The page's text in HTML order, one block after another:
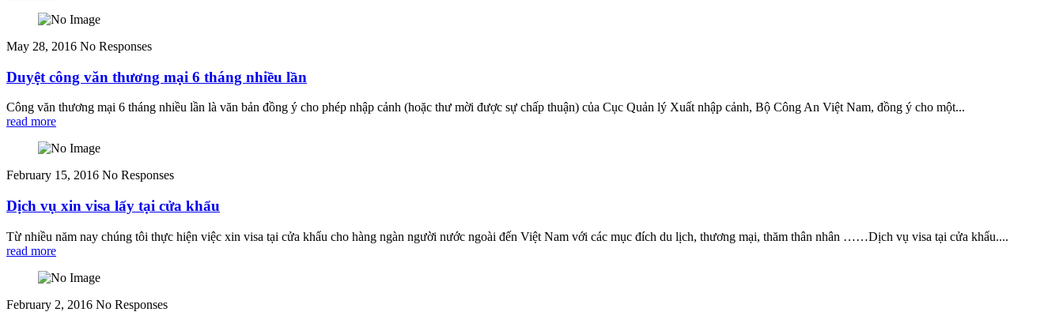
May 28, 2016 No Responses
Duyệt công văn thương mại 6 tháng nhiều lần
Công văn thương mại 6 tháng nhiều lần là văn bản đồng ý cho phép nhập cảnh (hoặc thư mời được sự chấp thuận) của Cục Quản lý Xuất nhập cảnh, Bộ Công An Việt Nam, đồng ý cho một...
read more
February 15, 2016 No Responses
Dịch vụ xin visa lấy tại cửa khẩu
Từ nhiều năm nay chúng tôi thực hiện việc xin visa tại cửa khẩu cho hàng ngàn người nước ngoài đến Việt Nam với các mục đích du lịch, thương mại, thăm thân nhân ……Dịch vụ visa tại cửa khẩu....
read more
February 2, 2016 No Responses